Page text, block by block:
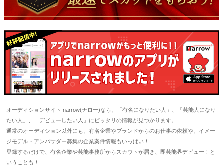
オーディションサイト narrow(ナロー)なら、「有名になりたい人」、「芸能人になり
たい人」、「デビューしたい人」にピッタリの情報が見つかります。
通常のオーディション以外にも、有名企業やブランドからのお仕事の依頼や、イメー
ジモデル・アンバサダー募集の企業案件情報もいっぱい！
登録するだけで、有名企業や芸能事務所からスカウトが届き、即芸能界デビュー！と
いうことも！